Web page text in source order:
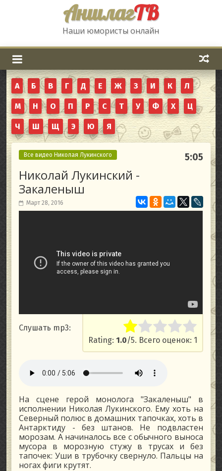
АншлагТВ
Наши юмористы онлайн
А Б В Г Д Е Ж З И К Л
М Н О П Р С Т У Ф Х Ц
Ч Ш Щ Э Ю Я
Все видео Николая Лукинского 5:05
Николай Лукинский -
Закаленыш
Март 28, 2016
Rate this item:
Submit
Rating: 1.0/5. Всего оценок: 1
Слушать mp3:
На сцене герой монолога "Закаленыш" в
исполнении Николая Лукинского. Ему хоть на
Северный полюс в домашних тапочках, хоть в
Антарктиду - без штанов. Не подвластен
морозам. А начиналось все с обычного выноса
мусора в морозную стужу в трусах и без
тапочек: Уши в трубочку свернуло. Пальцы на
ногах фиги крутят.